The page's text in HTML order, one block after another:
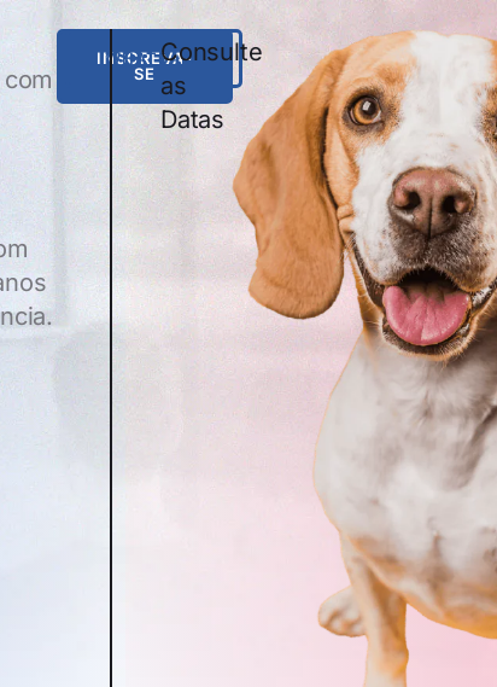
INSCREVA-
SE
WHATSAPPConsulte
as
Datas